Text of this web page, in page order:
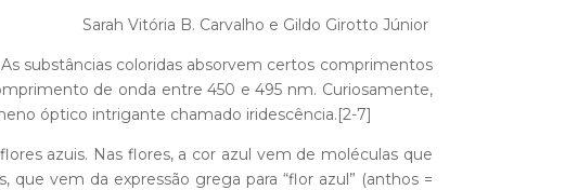
Sarah Vitória B. Carvalho e Gildo Girotto Júnior
substâncias coloridas absorvem certos comprimentos
de onda entre 450 e 495 nm. Curiosamente,
óptico intrigante chamado iridescência.[2-7]
azuis. Nas flores, a cor azul vem de moléculas que
vem da expressão grega para “flor azul” (anthos =